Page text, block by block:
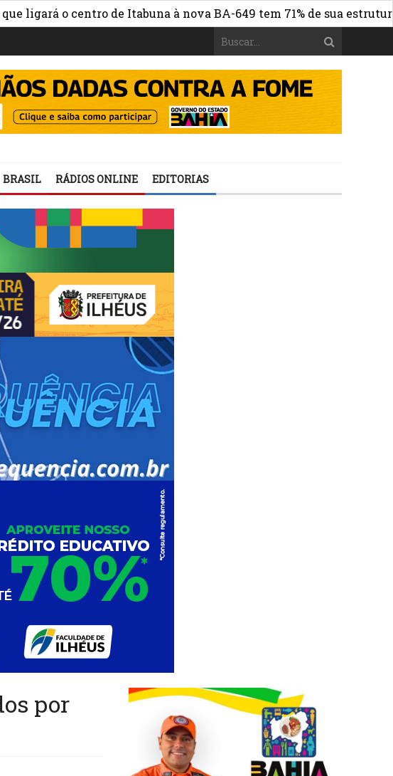
centro de Itabuna à nova BA-649 tem 71% de sua estrutura de
BRASIL RÁDIOS ONLINE EDITORIAS
por